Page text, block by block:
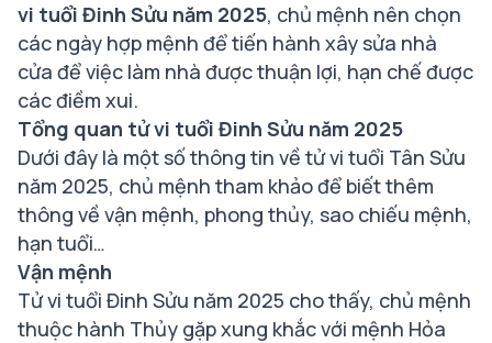
vi tuổi Đinh Sửu năm 2025, chủ mệnh nên chọn
các ngày hợp mệnh để tiến hành xây sửa nhà
cửa để việc làm nhà được thuận lợi, hạn chế được
các điềm xui.
Tổng quan tử vi tuổi Đinh Sửu năm 2025
Dưới đây là một số thông tin về tử vi tuổi Tân Sửu
năm 2025, chủ mệnh tham khảo để biết thêm
thông về vận mệnh, phong thủy, sao chiếu mệnh,
hạn tuổi…
Vận mệnh
Tử vi tuổi Đinh Sửu năm 2025 cho thấy, chủ mệnh
thuộc hành Thủy gặp xung khắc với mệnh Hỏa